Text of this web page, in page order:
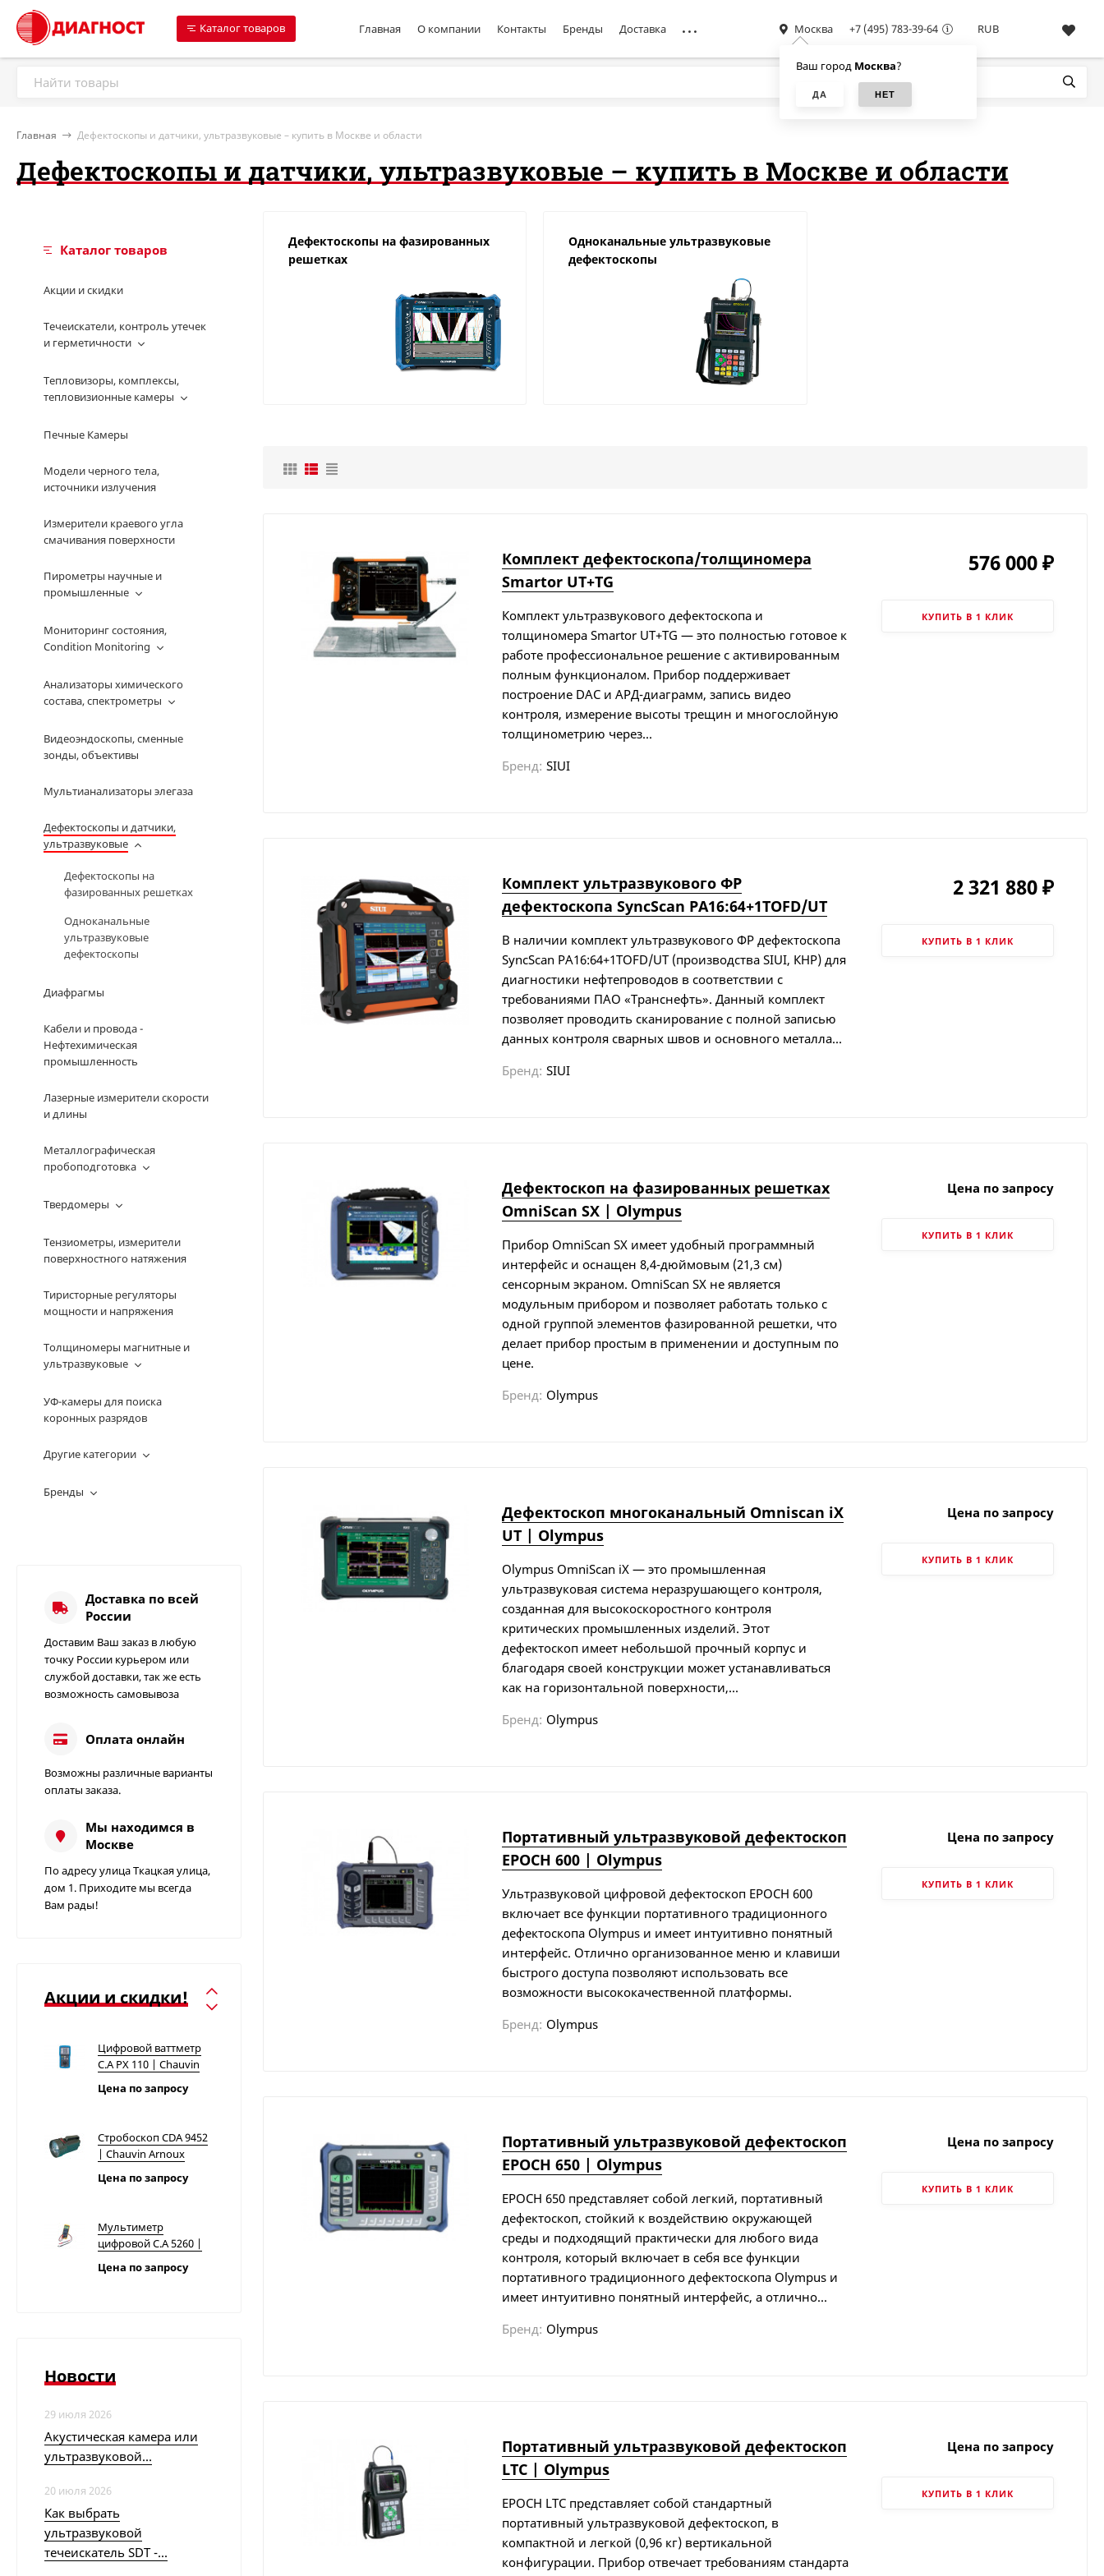
Каталог товаров Главная О компании Контакты Бренды Доставка Москва
Ваш город Москва?
+7 (495) 783-39-64 RUB
Главная Дефектоскопы и датчики, ультразвуковые – купить в Москве и области
Дефектоскопы и датчики, ультразвуковые – купить в Москве и области
Дефектоскопы на фазированных
решетках
Одноканальные ультразвуковые
дефектоскопы
Комплект дефектоскопа/толщиномера
Smartor UT+TG
Комплект ультразвукового дефектоскопа и
толщиномера Smartor UT+TG — это полностью готовое к
работе профессиональное решение с активированным
полным функционалом. Прибор поддерживает
построение DAC и АРД-диаграмм, запись видео
контроля, измерение высоты трещин и многослойную
толщинометрию через...
Бренд: SIUI
576 000 ₽
КУПИТЬ В 1 КЛИК
Комплект ультразвукового ФР
дефектоскопа SyncScan PA16:64+1TOFD/UT
В наличии комплект ультразвукового ФР дефектоскопа
SyncScan PA16:64+1TOFD/UT (производства SIUI, КНР) для
диагностики нефтепроводов в соответствии с
требованиями ПАО «Транснефть». Данный комплект
позволяет проводить сканирование с полной записью
данных контроля сварных швов и основного металла...
Бренд: SIUI
2 321 880 ₽
КУПИТЬ В 1 КЛИК
Дефектоскоп на фазированных решетках
OmniScan SX | Olympus
Прибор OmniScan SX имеет удобный программный
интерфейс и оснащен 8,4-дюймовым (21,3 см)
сенсорным экраном. OmniScan SX не является
модульным прибором и позволяет работать только с
одной группой элементов фазированной решетки, что
делает прибор простым в применении и доступным по
цене.
Бренд: Olympus
Цена по запросу
КУПИТЬ В 1 КЛИК
Дефектоскоп многоканальный Omniscan iX
UT | Olympus
Olympus OmniScan iX — это промышленная
ультразвуковая система неразрушающего контроля,
созданная для высокоскоростного контроля
критических промышленных изделий. Этот
дефектоскоп имеет небольшой прочный корпус и
благодаря своей конструкции может устанавливаться
как на горизонтальной поверхности,...
Бренд: Olympus
Цена по запросу
КУПИТЬ В 1 КЛИК
Портативный ультразвуковой дефектоскоп
EPOCH 600 | Olympus
Ультразвуковой цифровой дефектоскоп EPOCH 600
включает все функции портативного традиционного
дефек­тоскопа Olympus и имеет интуитивно понятный
интерфейс. Отлично организованное меню и клавиши
быстрого доступа позволяют использовать все
возможности высококачественной платформы.
Бренд: Olympus
Цена по запросу
КУПИТЬ В 1 КЛИК
Портативный ультразвуковой дефектоскоп
EPOCH 650 | Olympus
EPOCH 650 представляет собой легкий, портативный
дефектоскоп, стойкий к воздействию окружающей
среды и подходящий практически для любого вида
контроля, который включает в себя все функции
портативного традиционного дефек­тоскопа Olympus и
имеет интуитивно понятный интерфейс, а отлично...
Бренд: Olympus
Цена по запросу
КУПИТЬ В 1 КЛИК
Портативный ультразвуковой дефектоскоп
LTC | Olympus
EPOCH LTC представляет собой стандартный
портативный ультразвуковой дефектоскоп, в
компактной и легкой (0,96 кг) вертикальной
конфигурации. Прибор отвечает требованиям стандарта
Цена по запросу
КУПИТЬ В 1 КЛИК
Каталог товаров
Акции и скидки
Течеискатели, контроль утечек
и герметичности
Тепловизоры, комплексы,
тепловизионные камеры
Печные Камеры
Модели черного тела,
источники излучения
Измерители краевого угла
смачивания поверхности
Пирометры научные и
промышленные
Мониторинг состояния,
Condition Monitoring
Анализаторы химического
состава, спектрометры
Видеоэндоскопы, сменные
зонды, объективы
Мультианализаторы элегаза
Дефектоскопы и датчики,
ультразвуковые
Дефектоскопы на
фазированных решетках
Одноканальные
ультразвуковые
дефектоскопы
Диафрагмы
Кабели и провода -
Нефтехимическая
промышленность
Лазерные измерители скорости
и длины
Металлографическая
пробоподготовка
Твердомеры
Тензиометры, измерители
поверхностного натяжения
Тиристорные регуляторы
мощности и напряжения
Толщиномеры магнитные и
ультразвуковые
УФ-камеры для поиска
коронных разрядов
Другие категории
Бренды
Доставка по всей
России
Доставим Ваш заказ в любую
точку России курьером или
службой доставки, так же есть
возможность самовывоза
Оплата онлайн
Возможны различные варианты
оплаты заказа.
Мы находимся в
Москве
По адресу улица Ткацкая улица,
дом 1. Приходите мы всегда
Вам рады!
Акции и скидки!
Измеритель
сопротивления
Chauvin Arnoux
49 000₽ 85 000 ₽
Измеритель
сопротивления
заземления C.A 6415 |
Цена по запросу
6609 | Chauvin Arnoux
Цена по запросу
Цифровой ваттметр
C.A PX 110 | Chauvin
Цена по запросу
Стробоскоп CDA 9452
| Chauvin Arnoux
Цена по запросу
Мультиметр
цифровой C.A 5260 |
Цена по запросу
температуры и
влажности
материалов C.A 847 |
Цена по запросу
Мультиметр
цифровой C.A 5260G |
Chauvin Arnoux
Цена по запросу
Новости
29 июля 2026
Акустическая камера или
ультразвуковой...
20 июля 2026
Как выбрать
ультразвуковой
течеискатель SDT -...